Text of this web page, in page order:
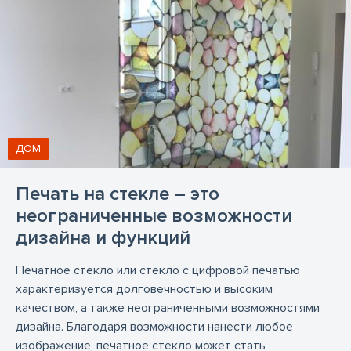
Пластиковые вывески
Латунные вывески
Вывески из нержавеющей стали
Неоновая реклама
Рекламные плакаты
Стенды
Рекламные стенды
Информационные стенды
Складные стенды
Стенды Roll-up
Выставочные стенды
Складные рекламные стенды
Презентационные стенды
Рекламные баннеры
Баннеры
Объемные буквы
Кабинетные таблички
Планшеты
Рекламные планшеты
Оклеивание витрин
Печать на стекле – это
неограниченные возможности
дизайна и функций
ДОМ
Печатное стекло или стекло с цифровой печатью
характеризуется долговечностью и высоким
качеством, а также неограниченными возможностями
дизайна. Благодаря возможности нанести любое
изображение, печатное стекло может стать